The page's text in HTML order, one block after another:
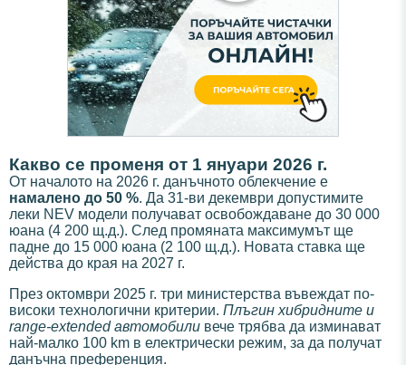
Какво се променя от 1 януари 2026 г.
От началото на 2026 г. данъчното облекчение е
намалено до 50 %. Да 31-ви декември допустимите
леки NEV модели получават освобождаване до 30 000
юана (4 200 щ.д.). След промяната максимумът ще
падне до 15 000 юана (2 100 щ.д.). Новата ставка ще
действа до края на 2027 г.
През октомври 2025 г. три министерства въвеждат по-
високи технологични критерии. Плъгин хибридните и
range-extended автомобили вече трябва да изминават
най-малко 100 km в електрически режим, за да получат
данъчна преференция.